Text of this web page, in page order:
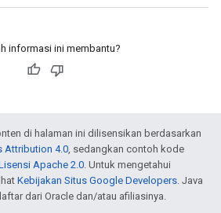
informasi ini membantu?
di halaman ini dilisensikan berdasarkan
Attribution 4.0 , sedangkan contoh kode
Apache 2.0 . Untuk mengetahui
Kebijakan Situs Google Developers . Java
dari Oracle dan/atau afiliasinya.